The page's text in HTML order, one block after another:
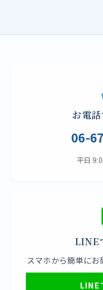
お電
06-
平日
LINE
スマホから簡単にお
LINE